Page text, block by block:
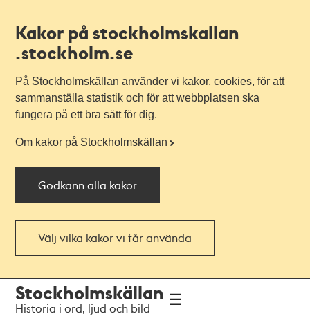
Kakor på stockholmskallan
.stockholm.se
På Stockholmskällan använder vi kakor, cookies, för att
sammanställa statistik och för att webbplatsen ska
fungera på ett bra sätt för dig.
Om kakor på Stockholmskällan
Godkänn alla kakor
Välj vilka kakor vi får använda
navigationen
huvudinnehållet
Stockholmskällan
Historia i ord, ljud och bild